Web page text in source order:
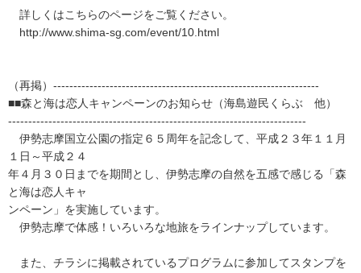
詳しくはこちらのページをご覧ください。
http://www.shima-sg.com/event/10.html
（再掲）------------------------------------------------------------------
■■森と海は恋人キャンペーンのお知らせ（海島遊民くらぶ 他）
--------------------------------------------------------------------------
伊勢志摩国立公園の指定６５周年を記念して、平成２３年１１月
１日～平成２４
年４月３０日までを期間とし、伊勢志摩の自然を五感で感じる「森
と海は恋人キャ
ンペーン」を実施しています。
伊勢志摩で体感！いろいろな地旅をラインナップしています。
また、チラシに掲載されているプログラムに参加してスタンプを